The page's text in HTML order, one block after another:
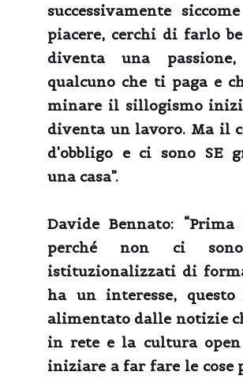
successivamente
piacere, cerchi di farlo
diventa una
qualcuno che ti paga e
minare il sillogismo
diventa un lavoro. Ma il
d’obbligo e ci sono SE
una casa”.
Davide Bennato: “Prima
perché non ci sono
istituzionalizzati di
ha un interesse, questo
alimentato dalle notizie
in rete e la cultura open
iniziare a far fare le cose